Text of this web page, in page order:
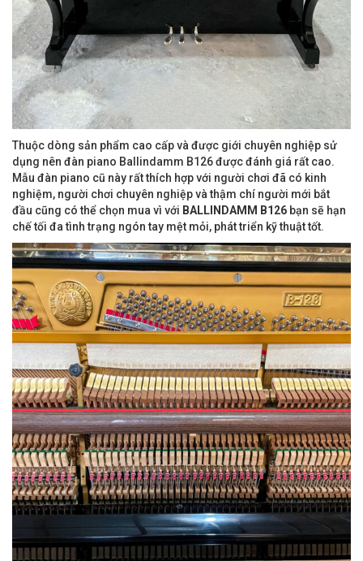
Thuộc dòng sản phẩm cao cấp và được giới chuyên nghiệp sử
dụng nên đàn piano Ballindamm B126 được đánh giá rất cao.
Mẫu đàn piano cũ này rất thích hợp với người chơi đã có kinh
nghiệm, người chơi chuyên nghiệp và thậm chí người mới bắt
đầu cũng có thể chọn mua vì với BALLINDAMM B126 bạn sẽ hạn
chế tối đa tình trạng ngón tay mệt mỏi, phát triển kỹ thuật tốt.